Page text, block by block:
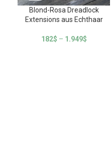
Blond-Rosa Dreadlock
Extensions aus Echthaar
182$ – 1.949$